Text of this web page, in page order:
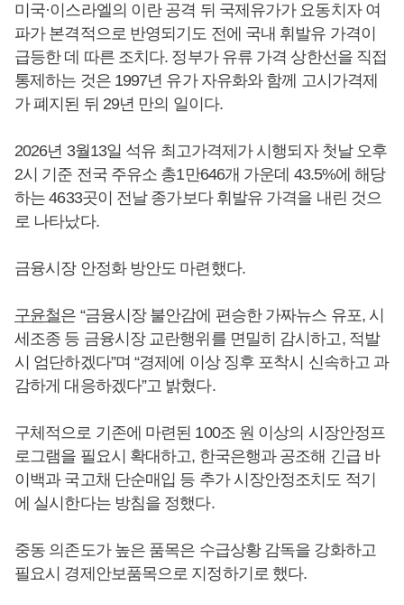
미국·이스라엘의 이란 공격 뒤 국제유가가 요동치자 여
파가 본격적으로 반영되기도 전에 국내 휘발유 가격이
급등한 데 따른 조치다. 정부가 유류 가격 상한선을 직접
통제하는 것은 1997년 유가 자유화와 함께 고시가격제
가 폐지된 뒤 29년 만의 일이다.
2026년 3월13일 석유 최고가격제가 시행되자 첫날 오후
2시 기준 전국 주유소 총1만646개 가운데 43.5%에 해당
하는 4633곳이 전날 종가보다 휘발유 가격을 내린 것으
로 나타났다.
금융시장 안정화 방안도 마련했다.
구윤철은 “금융시장 불안감에 편승한 가짜뉴스 유포, 시
세조종 등 금융시장 교란행위를 면밀히 감시하고, 적발
시 엄단하겠다”며 “경제에 이상 징후 포착시 신속하고 과
감하게 대응하겠다”고 밝혔다.
구체적으로 기존에 마련된 100조 원 이상의 시장안정프
로그램을 필요시 확대하고, 한국은행과 공조해 긴급 바
이백과 국고채 단순매입 등 추가 시장안정조치도 적기
에 실시한다는 방침을 정했다.
중동 의존도가 높은 품목은 수급상황 감독을 강화하고
필요시 경제안보품목으로 지정하기로 했다.